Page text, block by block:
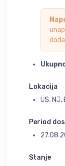
Lokacija
US,
Period
Stanje